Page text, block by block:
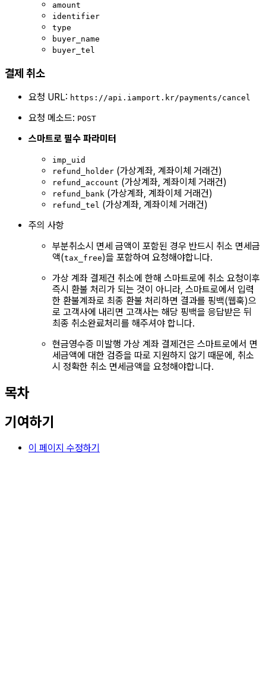
amount
identifier
type
buyer_name
buyer_tel
결제 취소
요청 URL: https://api.iamport.kr/payments/cancel
요청 메소드: POST
스마트로 필수 파라미터
imp_uid
refund_holder (가상계좌, 계좌이체 거래건)
refund_account (가상계좌, 계좌이체 거래건)
refund_bank (가상계좌, 계좌이체 거래건)
refund_tel (가상계좌, 계좌이체 거래건)
주의 사항
부분취소시 면세 금액이 포함된 경우 반드시 취소 면세금
액(tax_free)을 포함하여 요청해야합니다.
가상 계좌 결제건 취소에 한해 스마트로에 취소 요청이후
즉시 환불 처리가 되는 것이 아니라, 스마트로에서 입력
한 환불계좌로 최종 환불 처리하면 결과를 핑백(웹훅)으
로 고객사에 내리면 고객사는 해당 핑백을 응답받은 뒤
최종 취소완료처리를 해주셔야 합니다.
현금영수증 미발행 가상 계좌 결제건은 스마트로에서 면
세금액에 대한 검증을 따로 지원하지 않기 때문에, 취소
시 정확한 취소 면세금액을 요청해야합니다.
목차
기여하기
이 페이지 수정하기